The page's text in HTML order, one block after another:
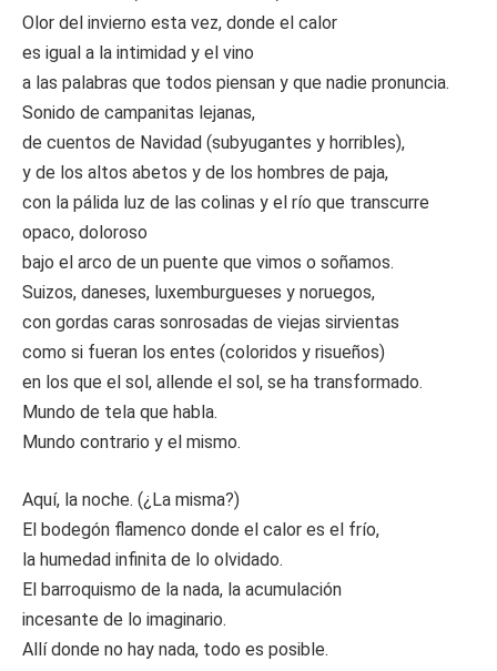
Olor del invierno esta vez, donde el calor
es igual a la intimidad y el vino
a las palabras que todos piensan y que nadie pronuncia.
Sonido de campanitas lejanas,
de cuentos de Navidad (subyugantes y horribles),
y de los altos abetos y de los hombres de paja,
con la pálida luz de las colinas y el río que transcurre
opaco, doloroso
bajo el arco de un puente que vimos o soñamos.
Suizos, daneses, luxemburgueses y noruegos,
con gordas caras sonrosadas de viejas sirvientas
como si fueran los entes (coloridos y risueños)
en los que el sol, allende el sol, se ha transformado.
Mundo de tela que habla.
Mundo contrario y el mismo.
Aquí, la noche. (¿La misma?)
El bodegón flamenco donde el calor es el frío,
la humedad infinita de lo olvidado.
El barroquismo de la nada, la acumulación
incesante de lo imaginario.
Allí donde no hay nada, todo es posible.